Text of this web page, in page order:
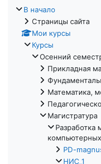
В начало
Страницы сайта
Мои курсы
Курсы
Осенний
Прикладная
Математика,
Магистратура
PD-
НИС_1